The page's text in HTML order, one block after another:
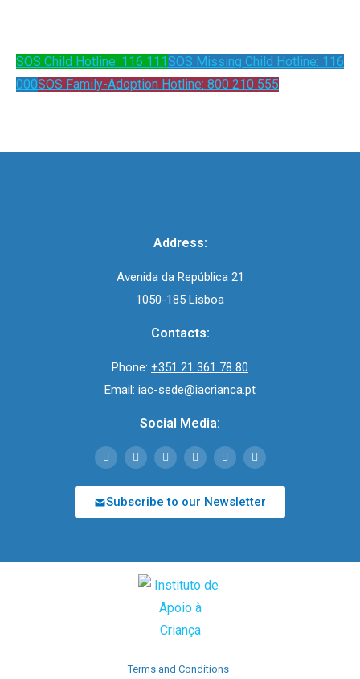
SOS Child Hotline: 116 111SOS Missing Child Hotline: 116
000SOS Family-Adoption Hotline: 800 210 555
Address:
Avenida da República 21
1050-185 Lisboa
Contacts:
Phone: +351 21 361 78 80
Email: iac-sede@iacrianca.pt
Social Media:
Subscribe to our Newsletter
Terms and Conditions